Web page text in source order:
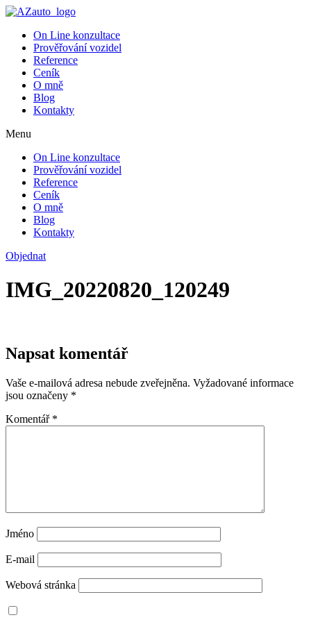
On Line konzultace
Prověřování vozidel
Reference
Ceník
O mně
Blog
Kontakty
Menu
On Line konzultace
Prověřování vozidel
Reference
Ceník
O mně
Blog
Kontakty
Objednat
IMG_20220820_120249
Napsat komentář
Vaše e-mailová adresa nebude zveřejněna. Vyžadované informace
jsou označeny *
Komentář *
Jméno
E-mail
Webová stránka